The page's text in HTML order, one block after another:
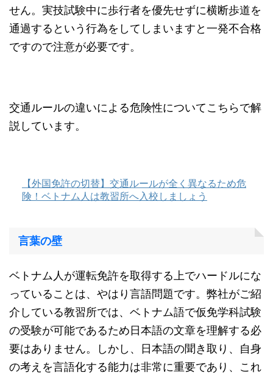
せん。実技試験中に歩行者を優先せずに横断歩道を
通過するという行為をしてしまいますと一発不合格
ですので注意が必要です。
交通ルールの違いによる危険性についてこちらで解
説しています。
【外国免許の切替】交通ルールが全く異なるため危
険！ベトナム人は教習所へ入校しましょう
言葉の壁
ベトナム人が運転免許を取得する上でハードルにな
っていることは、やはり言語問題です。弊社がご紹
介している教習所では、ベトナム語で仮免学科試験
の受験が可能であるため日本語の文章を理解する必
要はありません。しかし、日本語の聞き取り、自身
の考えを言語化する能力は非常に重要であり、これ